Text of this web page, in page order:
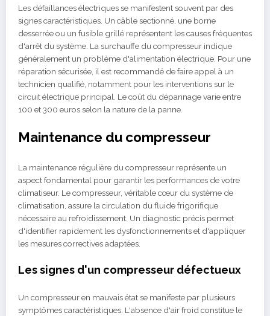
Les défaillances électriques se manifestent souvent par des
signes caractéristiques. Un câble sectionné, une borne
desserrée ou un fusible grillé représentent les causes fréquentes
d'arrêt du système. La surchauffe du compresseur indique
généralement un problème d'alimentation électrique. Pour une
réparation sécurisée, il est recommandé de faire appel à un
technicien qualifié, notamment pour les interventions sur le
circuit électrique principal. Le coût du dépannage varie entre
100 et 300 euros selon la nature de la panne.
Maintenance du compresseur
La maintenance régulière du compresseur représente un
aspect fondamental pour garantir les performances de votre
climatiseur. Le compresseur, véritable cœur du système de
climatisation, assure la circulation du fluide frigorifique
nécessaire au refroidissement. Un diagnostic précis permet
d'identifier rapidement les dysfonctionnements et d'appliquer
les mesures correctives adaptées.
Les signes d'un compresseur défectueux
Un compresseur en mauvais état se manifeste par plusieurs
symptômes caractéristiques. L'absence d'air froid constitue le